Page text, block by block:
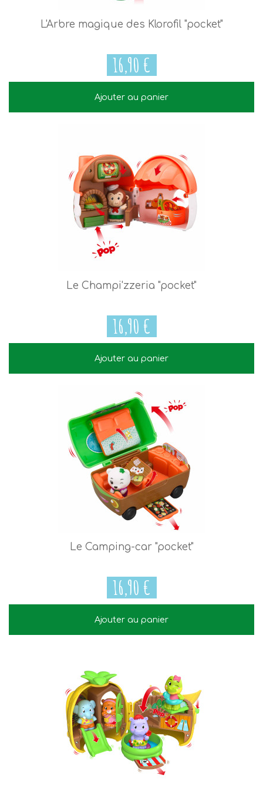
16,90 €
L'Arbre magique des Klorofil "pocket"
16,90 €
Ajouter au panier
16,90 €
Le Champi'zzeria "pocket"
16,90 €
Ajouter au panier
16,90 €
Le Camping-car "pocket"
16,90 €
Ajouter au panier